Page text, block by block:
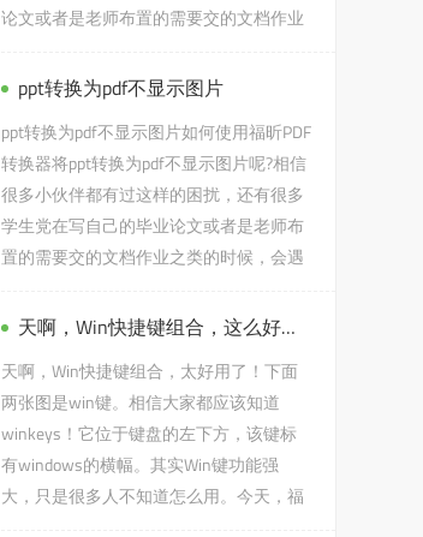
论文或者是老师布置的需要交的文档作业
ppt转换为pdf不显示图片
ppt转换为pdf不显示图片如何使用福昕PDF
转换器将ppt转换为pdf不显示图片呢?相信
很多小伙伴都有过这样的困扰，还有很多
学生党在写自己的毕业论文或者是老师布
置的需要交的文档作业之类的时候，会遇
天啊，Win快捷键组合，这么好用！
天啊，Win快捷键组合，太好用了！下面
两张图是win键。相信大家都应该知道
winkeys！它位于键盘的左下方，该键标
有windows的横幅。其实Win键功能强
大，只是很多人不知道怎么用。今天，福